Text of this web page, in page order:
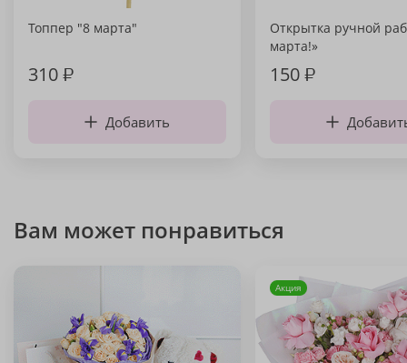
Топпер "8 марта"
310₽
Добавить
Открытка ручной
марта!»
150₽
Вам может понравиться
Акция